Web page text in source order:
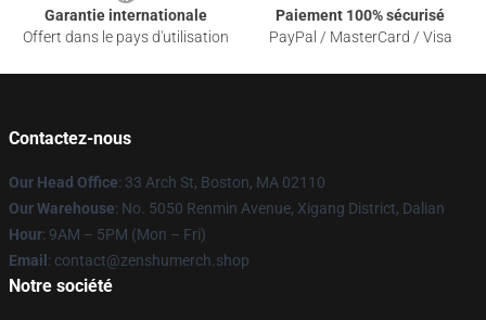
Garantie internationale
Offert dans le pays d'utilisation
Paiement 100% sécurisé
PayPal / MasterCard / Visa
Contactez-nous
Our Head Office: 33 Arch St, Boston, MA 02110
Our Warehouse: No. 5050 Renmin Avenue, Xigang District, Dalian
Hour: 9AM – 5PM (Mon – Fri)
Email : contact@zenshumerch.shop
Notre société